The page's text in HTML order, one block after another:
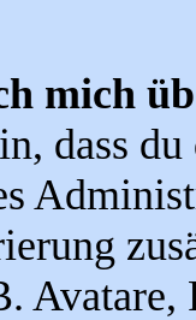
mich
dass